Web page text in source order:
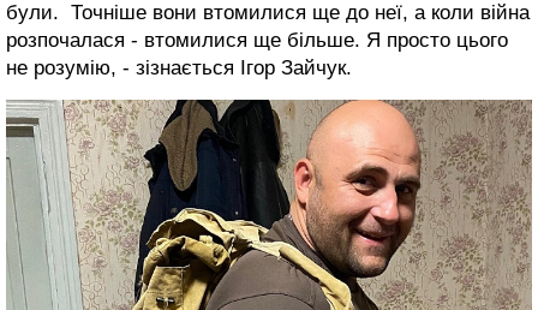
були. Точніше вони втомилися ще до неї, а коли війна
розпочалася - втомилися ще більше. Я просто цього
не розумію, - зізнається Ігор Зайчук.